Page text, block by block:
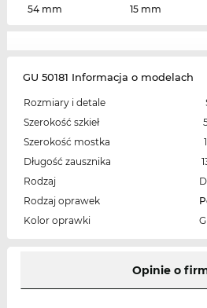
54 mm
15 mm
GU 50181 Informacja o modelach
Rozmiary i detale
Szerokość szkieł
Szerokość mostka
Długość zausznika
Rodzaj
Rodzaj oprawek
Kolor oprawki
Opinie o